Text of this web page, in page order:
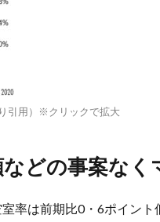
引用）※クリックで拡大
などの事案なく
率は前期比0・6ポイン